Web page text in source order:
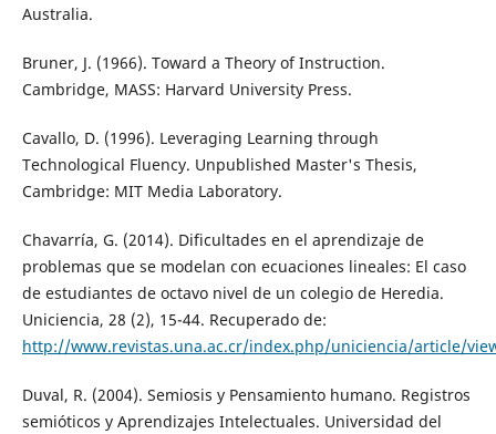
Australia.
Bruner, J. (1966). Toward a Theory of Instruction.
Cambridge, MASS: Harvard University Press.
Cavallo, D. (1996). Leveraging Learning through
Technological Fluency. Unpublished Master's Thesis,
Cambridge: MIT Media Laboratory.
Chavarría, G. (2014). Dificultades en el aprendizaje de
problemas que se modelan con ecuaciones lineales: El caso
de estudiantes de octavo nivel de un colegio de Heredia.
Uniciencia, 28 (2), 15-44. Recuperado de:
http://www.revistas.una.ac.cr/index.php/uniciencia/article/
Duval, R. (2004). Semiosis y Pensamiento humano. Registros
semióticos y Aprendizajes Intelectuales. Universidad del